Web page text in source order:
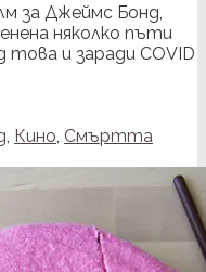
за Джеймс Бонд,
няколко пъти
това и заради COVID
, Кино, Смъртта